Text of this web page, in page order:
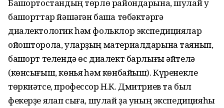
Башҡортостандың төрлө райондарына, шулай уҡ
башҡорттар йәшәгән башҡа төбәктәргә
диалектологик һәм фольклор экспедициялар
ойошторола, уларҙың материалдарына таянып,
башҡорт телендә өс диалект барлығы әйтелә
(көнсығыш, көньяҡ һәм көнбайыш). Күренекле
төркиәтсе, профессор Н.К. Дмитриев та был
фекерҙе яҡлап сыға, шулай ҙа уның экспедицияһы